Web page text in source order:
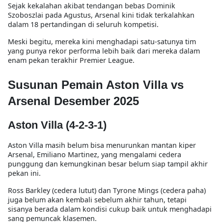
Sejak kekalahan akibat tendangan bebas Dominik
Szoboszlai pada Agustus, Arsenal kini tidak terkalahkan
dalam 18 pertandingan di seluruh kompetisi.
Meski begitu, mereka kini menghadapi satu-satunya tim
yang punya rekor performa lebih baik dari mereka dalam
enam pekan terakhir Premier League.
Susunan Pemain Aston Villa vs
Arsenal Desember 2025
Aston Villa (4-2-3-1)
Aston Villa masih belum bisa menurunkan mantan kiper
Arsenal, Emiliano Martinez, yang mengalami cedera
punggung dan kemungkinan besar belum siap tampil akhir
pekan ini.
Ross Barkley (cedera lutut) dan Tyrone Mings (cedera paha)
juga belum akan kembali sebelum akhir tahun, tetapi
sisanya berada dalam kondisi cukup baik untuk menghadapi
sang pemuncak klasemen.